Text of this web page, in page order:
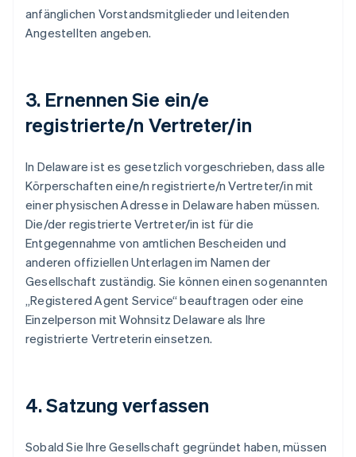
anfänglichen Vorstandsmitglieder und leitenden
Angestellten angeben.
3. Ernennen Sie ein/e
registrierte/n Vertreter/in
In Delaware ist es gesetzlich vorgeschrieben, dass alle
Körperschaften eine/n registrierte/n Vertreter/in mit
einer physischen Adresse in Delaware haben müssen.
Die/der registrierte Vertreter/in ist für die
Entgegennahme von amtlichen Bescheiden und
anderen offiziellen Unterlagen im Namen der
Gesellschaft zuständig. Sie können einen sogenannten
„Registered Agent Service“ beauftragen oder eine
Einzelperson mit Wohnsitz Delaware als Ihre
registrierte Vertreterin einsetzen.
4. Satzung verfassen
Sobald Sie Ihre Gesellschaft gegründet haben, müssen